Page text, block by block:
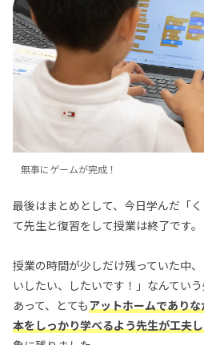
無事にゲームが完成！
最後はまとめとして、今日学んだ「
て先生と復習をして授業は終了です。
授業の時間が少しだけ残っていた中
いしたい、したいです！」なんてい
あって、とてもアットホームであり
本をしっかり学べるよう先生が工夫